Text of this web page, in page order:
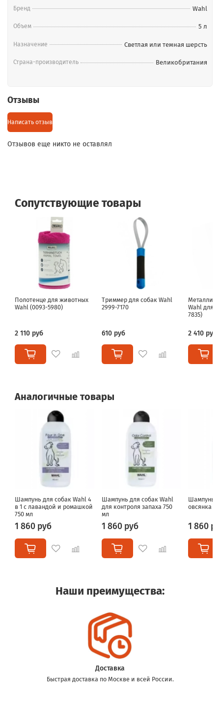
наружный шерстяной покров.
Бренд Wahl
Объем 5 л
Назначение Светлая или темная шерсть
Страна-производитель Великобритания
Отзывы
Написать отзыв
Отзывов еще никто не оставлял
Сопутствующие товары
Полотенце для животных
Wahl (0093-5980)
2 110 руб
Триммер для собак Wahl
2999-7170
610 руб
Wahl для
7835)
2 410 руб
Аналогичные товары
Шампунь для собак Wahl 4
в 1 с лавандой и ромашкой
750 мл
1 860 руб
Шампунь для собак Wahl
для контроля запаха 750
мл
1 860 руб
Шампунь
овсянка
1 860
Наши преимущества:
Доставка
Быстрая доставка по Москве и всей России.